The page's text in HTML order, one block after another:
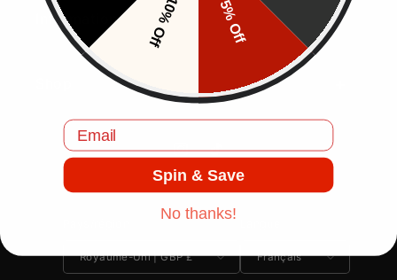
Information
Instagram
TikTok
Royaume-Uni | GBP £ Français
5% Off
10% Off
Email
Spin & Save
No thanks!